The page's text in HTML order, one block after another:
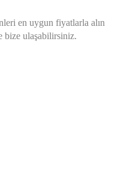
en uygun fiyatlarla alın
bize ulaşabilirsiniz.